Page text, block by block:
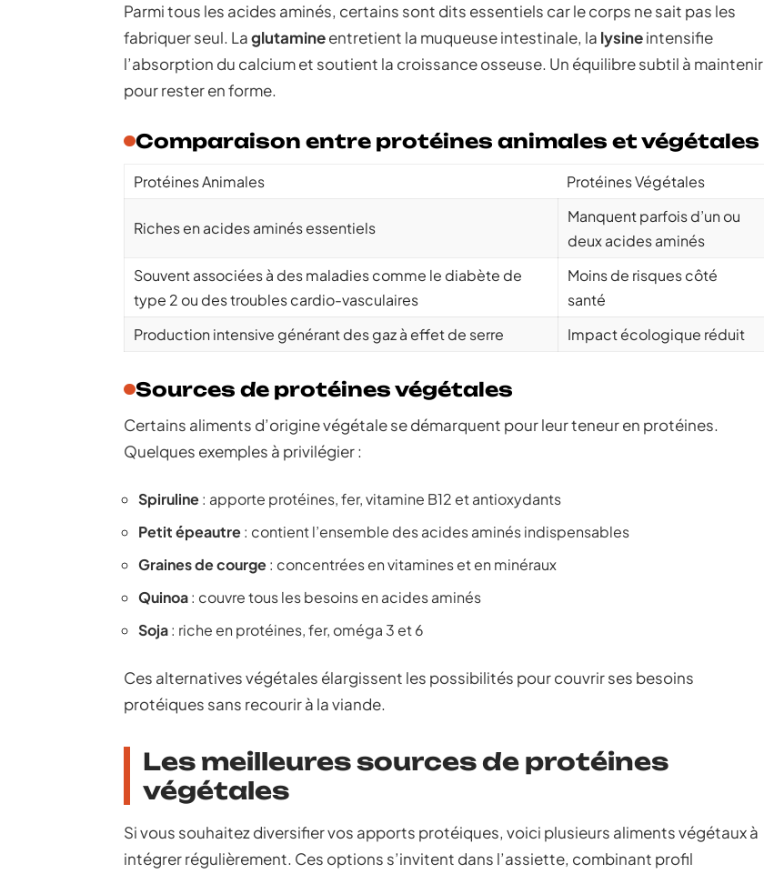
Parmi tous les acides aminés, certains sont dits essentiels car le corps ne sait pas les
fabriquer seul. Laglutamineentretient la muqueuse intestinale, la lysineintensifie
l’absorption du calcium et soutient la croissance osseuse. Un équilibre subtil à maintenir
pour rester en forme.
Comparaison entre protéines animales et végétales
Protéines Animales Protéines Végétales
Riches en acides aminés essentiels
Manquent parfois d’un ou
deux acides aminés
Souvent associées à des maladies comme le diabète de
type 2 ou des troubles cardio-vasculaires
Moins de risques côté
santé
Production intensive générant des gaz à effet de serre
Impact écologique réduit
Sources de protéines végétales
Certains aliments d’origine végétale se démarquent pour leur teneur en protéines.
Quelques exemples à privilégier :
Spiruline: apporte protéines, fer, vitamine B12 et antioxydants
Petit épeautre: contient l’ensemble des acides aminés indispensables
Graines de courge: concentrées en vitamines et en minéraux
Quinoa: couvre tous les besoins en acides aminés
Soja: riche en protéines, fer, oméga 3 et 6
Ces alternatives végétales élargissent les possibilités pour couvrir ses besoins
protéiques sans recourir à la viande.
Les meilleures sources de protéines
végétales
Si vous souhaitez diversifier vos apports protéiques, voici plusieurs aliments végétaux à
intégrer régulièrement. Ces options s’invitent dans l’assiette, combinant profil